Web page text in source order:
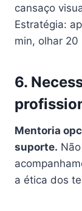
cansaço
Estratégia:
min, olhar
6.
Mentoria
suporte.
a ética dos